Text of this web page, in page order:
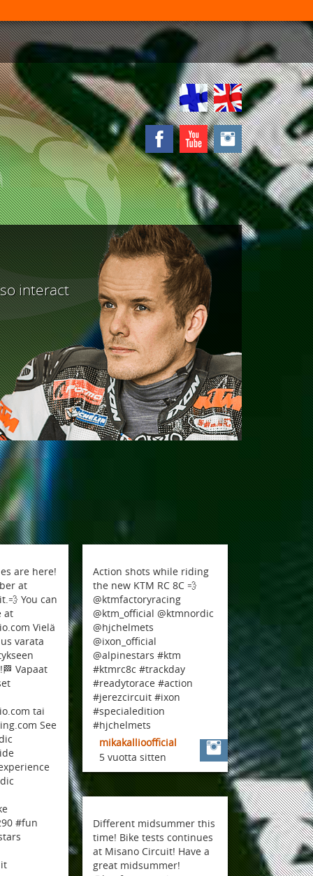
interact
are here!
at
You can
at
Vielä
varata
Vapaat
tai
See
#fun
Action shots while riding
the new KTM RC 8C 💨
@ktmfactoryracing
@ktm_official @ktmnordic
@hjchelmets
@ixon_official
@alpinestars #ktm
#ktmrc8c #trackday
#readytorace #action
#jerezcircuit #ixon
#specialedition
#hjchelmets
mikakallioofficial
5 vuotta sitten
Different midsummer this
time! Bike tests continues
at Misano Circuit! Have a
great midsummer!